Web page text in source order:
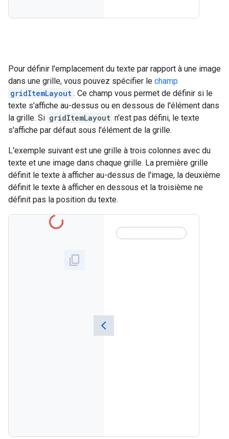
Pour définir l'emplacement du texte par rapport à une image
dans une grille, vous pouvez spécifier le champ
gridItemLayout . Ce champ vous permet de définir si le
texte s'affiche au-dessus ou en dessous de l'élément dans
la grille. Si gridItemLayout n'est pas défini, le texte
s'affiche par défaut sous l'élément de la grille.
L'exemple suivant est une grille à trois colonnes avec du
texte et une image dans chaque grille. La première grille
définit le texte à afficher au-dessus de l'image, la deuxième
définit le texte à afficher en dessous et la troisième ne
définit pas la position du texte.